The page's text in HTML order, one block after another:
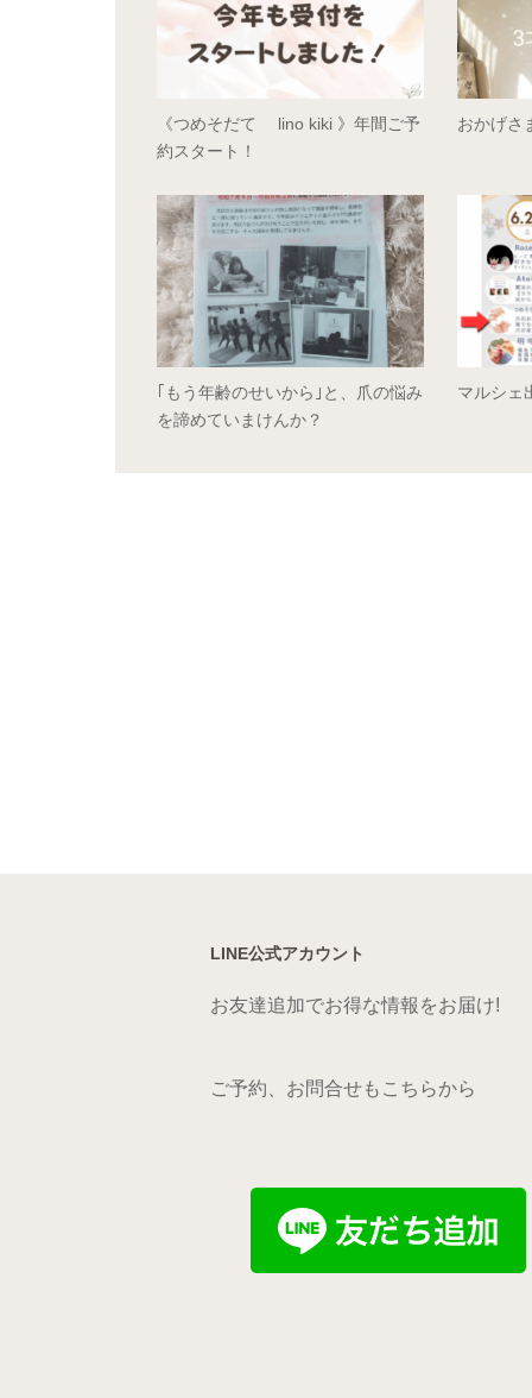
《つめそだて lino kiki 》年間ご予
約スタート！
おかげ
｢もう年齢のせいから｣と、爪の悩み
を諦めていまけんか？
マルシェ
LINE公式アカウント
お友達追加でお得な情報をお届け!
ご予約、お問合せもこちらから